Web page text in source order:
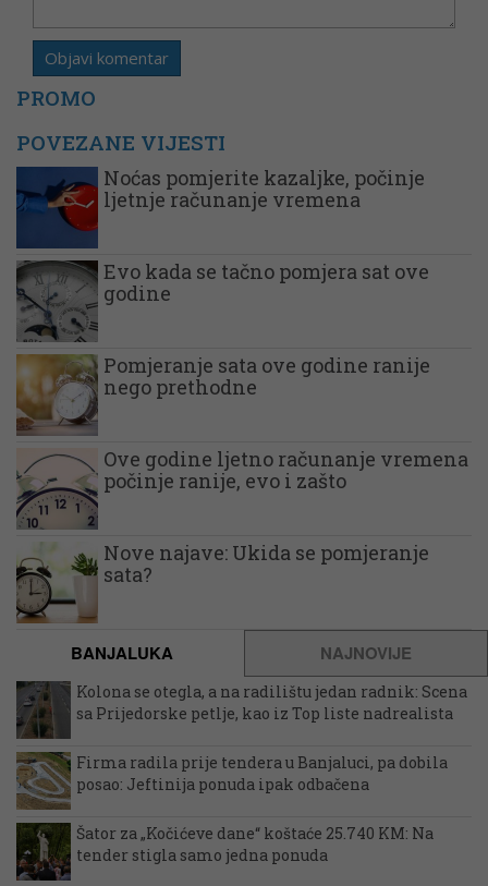
PROMO
POVEZANE VIJESTI
Noćas pomjerite kazaljke, počinje
ljetnje računanje vremena
Evo kada se tačno pomjera sat ove
godine
Pomjeranje sata ove godine ranije
nego prethodne
Ove godine ljetno računanje vremena
počinje ranije, evo i zašto
Nove najave: Ukida se pomjeranje
sata?
BANJALUKA NAJNOVIJE
Kolona se otegla, a na radilištu jedan radnik: Scena
sa Prijedorske petlje, kao iz Top liste nadrealista
Firma radila prije tendera u Banjaluci, pa dobila
posao: Jeftinija ponuda ipak odbačena
Šator za „Kočićeve dane“ koštaće 25.740 KM: Na
tender stigla samo jedna ponuda